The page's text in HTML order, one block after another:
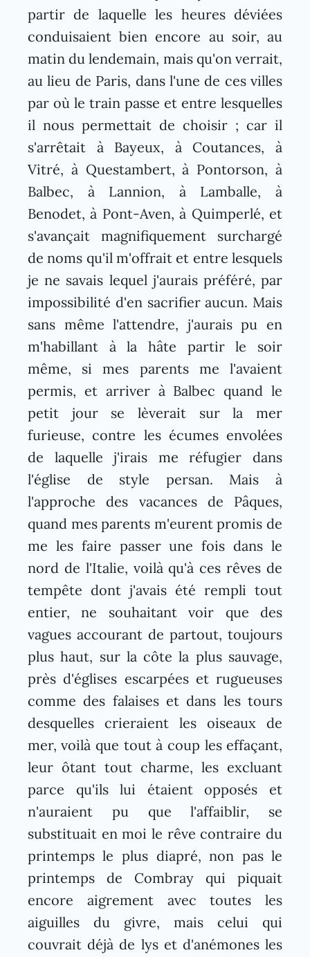
partir de laquelle les heures déviées
conduisaient bien encore au soir, au
matin du lendemain, mais qu'on verrait,
au lieu de Paris, dans l'une de ces villes
par où le train passe et entre lesquelles
il nous permettait de choisir ; car il
s'arrêtait à Bayeux, à Coutances, à
Vitré, à Questambert, à Pontorson, à
Balbec, à Lannion, à Lamballe, à
Benodet, à Pont-Aven, à Quimperlé, et
s'avançait magnifiquement surchargé
de noms qu'il m'offrait et entre lesquels
je ne savais lequel j'aurais préféré, par
impossibilité d'en sacrifier aucun. Mais
sans même l'attendre, j'aurais pu en
m'habillant à la hâte partir le soir
même, si mes parents me l'avaient
permis, et arriver à Balbec quand le
petit jour se lèverait sur la mer
furieuse, contre les écumes envolées
de laquelle j'irais me réfugier dans
l'église de style persan. Mais à
l'approche des vacances de Pâques,
quand mes parents m'eurent promis de
me les faire passer une fois dans le
nord de l'Italie, voilà qu'à ces rêves de
tempête dont j'avais été rempli tout
entier, ne souhaitant voir que des
vagues accourant de partout, toujours
plus haut, sur la côte la plus sauvage,
près d'églises escarpées et rugueuses
comme des falaises et dans les tours
desquelles crieraient les oiseaux de
mer, voilà que tout à coup les effaçant,
leur ôtant tout charme, les excluant
parce qu'ils lui étaient opposés et
n'auraient pu que l'affaiblir, se
substituait en moi le rêve contraire du
printemps le plus diapré, non pas le
printemps de Combray qui piquait
encore aigrement avec toutes les
aiguilles du givre, mais celui qui
couvrait déjà de lys et d'anémones les